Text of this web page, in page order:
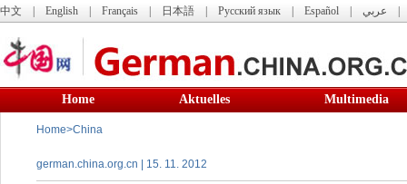
中文 English Français 日本語 Русский язык Español عربي
Home Aktuelles Multimedia
Home>China
german.china.org.cn | 15. 11. 2012